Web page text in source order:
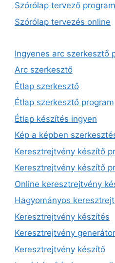
Szórólap tervező program
Szórólap tervezés online
Ingyenes arc szerkesztő
Arc szerkesztő
Étlap szerkesztő
Étlap szerkesztő program
Étlap készítés ingyen
Kép a képben
Keresztrejtvény készítő
Keresztrejtvény készítő
Online keresztrejtvény
Hagyományos
Keresztrejtvény készítés
Keresztrejtvény generátor
Keresztrejtvény készítő